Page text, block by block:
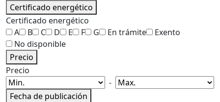
Certificado energético
Certificado energético
A
B C D E F G En trámite
Exento
No disponible
Precio
Precio
-
Fecha de publicación